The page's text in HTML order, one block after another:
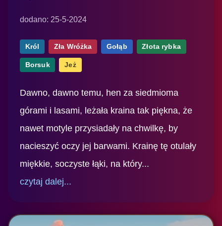
dodano: 25-5-2024
Król Zła Wróżka Gołąb Złota rybka
Borsuk Jeż
Dawno, dawno temu, hen za siedmioma
górami i lasami, leżała kraina tak piękna, że
nawet motyle przysiadały na chwilkę, by
nacieszyć oczy jej barwami. Krainę tę otulały
miękkie, soczyste łąki, na który...
czytaj dalej...